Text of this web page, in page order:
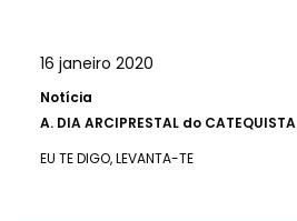
16 janeiro 2020
Notícia
A. DIA ARCIPRESTAL do CATEQUISTA
EU TE DIGO, LEVANTA-TE